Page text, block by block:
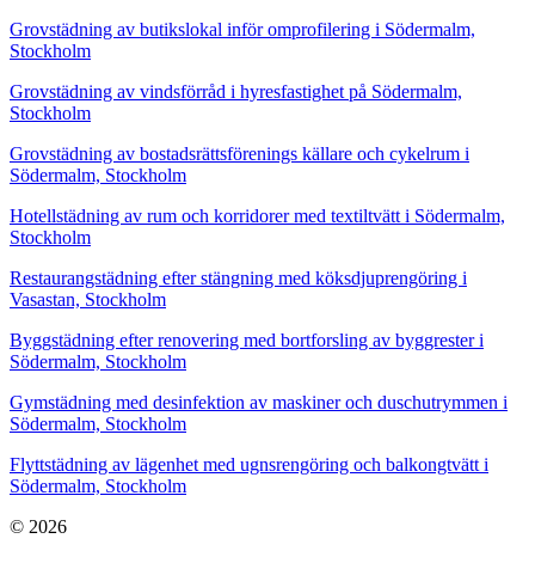
Grovstädning av butikslokal inför omprofilering i Södermalm,
Stockholm
Grovstädning av vindsförråd i hyresfastighet på Södermalm,
Stockholm
Grovstädning av bostadsrättsförenings källare och cykelrum i
Södermalm, Stockholm
Hotellstädning av rum och korridorer med textiltvätt i Södermalm,
Stockholm
Restaurangstädning efter stängning med köksdjuprengöring i
Vasastan, Stockholm
Byggstädning efter renovering med bortforsling av byggrester i
Södermalm, Stockholm
Gymstädning med desinfektion av maskiner och duschutrymmen i
Södermalm, Stockholm
Flyttstädning av lägenhet med ugnsrengöring och balkongtvätt i
Södermalm, Stockholm
© 2026